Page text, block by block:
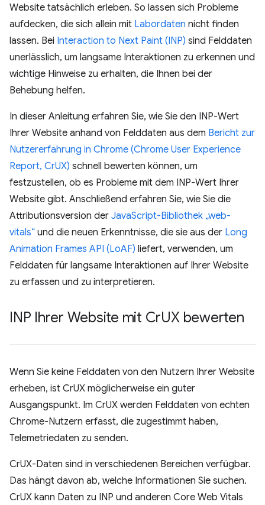
Website tatsächlich erleben. So lassen sich Probleme
aufdecken, die sich allein mit Labordaten nicht finden
lassen. Bei Interaction to Next Paint (INP) sind Felddaten
unerlässlich, um langsame Interaktionen zu erkennen und
wichtige Hinweise zu erhalten, die Ihnen bei der
Behebung helfen.
In dieser Anleitung erfahren Sie, wie Sie den INP-Wert
Ihrer Website anhand von Felddaten aus dem Bericht zur
Nutzererfahrung in Chrome (Chrome User Experience
Report, CrUX) schnell bewerten können, um
festzustellen, ob es Probleme mit dem INP-Wert Ihrer
Website gibt. Anschließend erfahren Sie, wie Sie die
Attributionsversion der JavaScript-Bibliothek „web-
vitals“ und die neuen Erkenntnisse, die sie aus der Long
Animation Frames API (LoAF) liefert, verwenden, um
Felddaten für langsame Interaktionen auf Ihrer Website
zu erfassen und zu interpretieren.
INP Ihrer Website mit CrUX bewerten
Wenn Sie keine Felddaten von den Nutzern Ihrer Website
erheben, ist CrUX möglicherweise ein guter
Ausgangspunkt. Im CrUX werden Felddaten von echten
Chrome-Nutzern erfasst, die zugestimmt haben,
Telemetriedaten zu senden.
CrUX-Daten sind in verschiedenen Bereichen verfügbar.
Das hängt davon ab, welche Informationen Sie suchen.
CrUX kann Daten zu INP und anderen Core Web Vitals